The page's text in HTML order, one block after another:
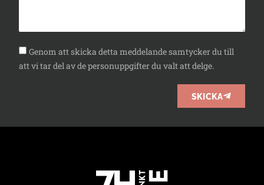
Genom att skicka detta meddelande samtycker du till
att vi tar del av de personuppgifter du valt att delge.
SKICKA